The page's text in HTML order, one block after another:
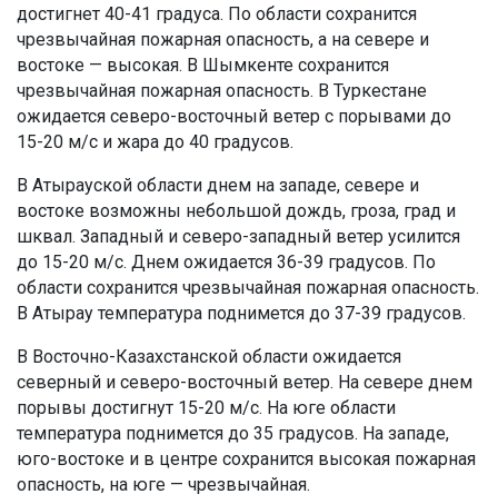
достигнет 40-41 градуса. По области сохранится
чрезвычайная пожарная опасность, а на севере и
востоке — высокая. В Шымкенте сохранится
чрезвычайная пожарная опасность. В Туркестане
ожидается северо-восточный ветер с порывами до
15-20 м/с и жара до 40 градусов.
В Атырауской области днем на западе, севере и
востоке возможны небольшой дождь, гроза, град и
шквал. Западный и северо-западный ветер усилится
до 15-20 м/с. Днем ожидается 36-39 градусов. По
области сохранится чрезвычайная пожарная опасность.
В Атырау температура поднимется до 37-39 градусов.
В Восточно-Казахстанской области ожидается
северный и северо-восточный ветер. На севере днем
порывы достигнут 15-20 м/с. На юге области
температура поднимется до 35 градусов. На западе,
юго-востоке и в центре сохранится высокая пожарная
опасность, на юге — чрезвычайная.